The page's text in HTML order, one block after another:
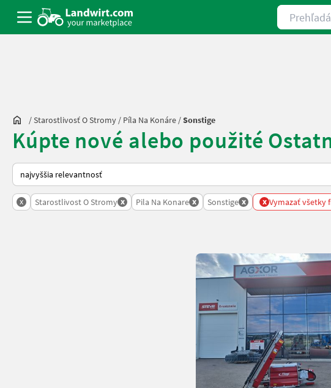
/Starostlivosť O Stromy / Píla Na Konáre /Sonstige
Kúpte nové alebo použité
Takto sa vykonáva triedenie na Landwirt.com
x Starostlivost O Stromy x Pila Na Konare x Sonstige x x Vymazať všetky